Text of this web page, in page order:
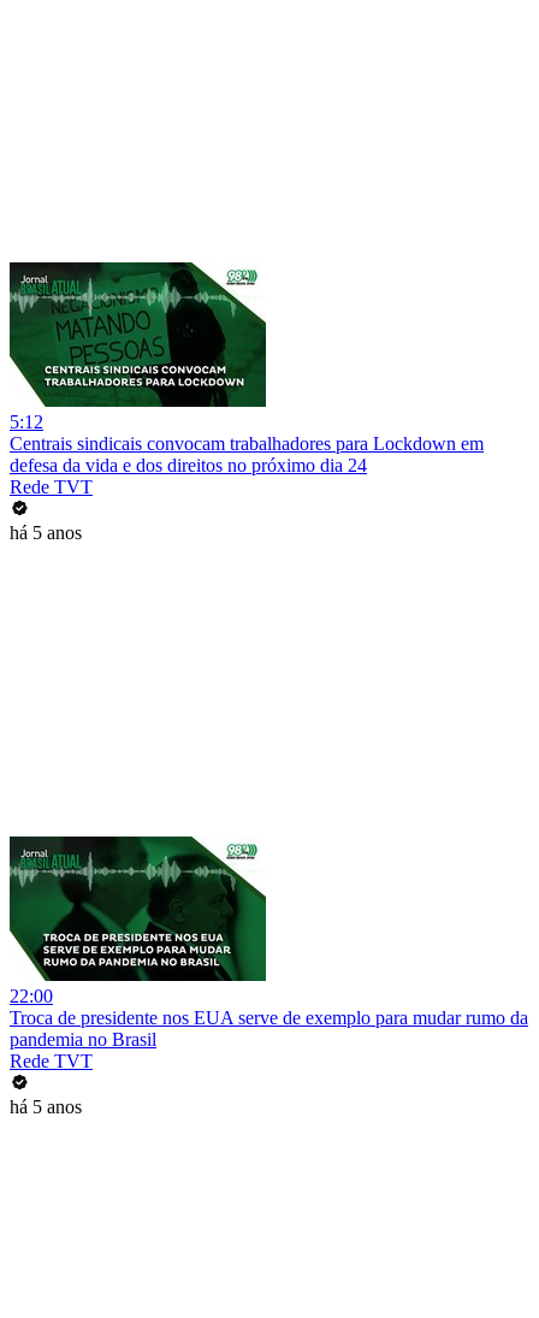
5:12
Centrais sindicais convocam trabalhadores para Lockdown em
defesa da vida e dos direitos no próximo dia 24
Rede TVT
há 5 anos
22:00
Troca de presidente nos EUA serve de exemplo para mudar rumo da
pandemia no Brasil
Rede TVT
há 5 anos